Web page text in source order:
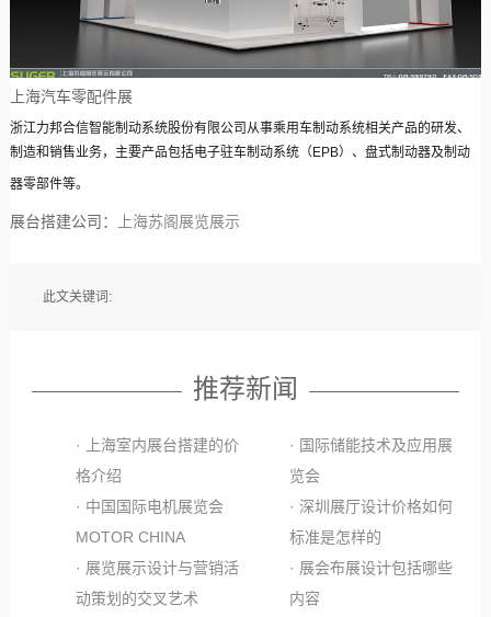
上海汽车零配件展
浙江力邦合信智能制动系统股份有限公司从事乘用车制动系统相关产品的研发、
制造和销售业务，主要产品包括电子驻车制动系统（EPB）、盘式制动器及制动
器零部件等。
展台搭建公司： 上海苏阁展览展示
此文关键词:
推荐新闻
· 上海室内展台搭建的价
格介绍
· 国际储能技术及应用展
览会
· 中国国际电机展览会
MOTOR CHINA
· 深圳展厅设计价格如何
标准是怎样的
· 展览展示设计与营销活
动策划的交叉艺术
· 展会布展设计包括哪些
内容